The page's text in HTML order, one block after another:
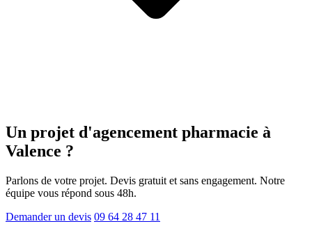
Un projet d'agencement pharmacie à
Valence ?
Parlons de votre projet. Devis gratuit et sans engagement. Notre
équipe vous répond sous 48h.
Demander un devis 09 64 28 47 11